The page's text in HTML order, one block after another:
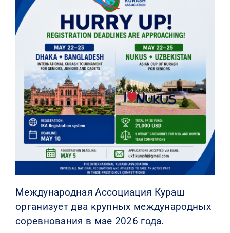
РЕЗУЛЬТАТЫ
Международная Ассоциация Кураш
организует два крупных международных
соревнования в мае 2026 года.